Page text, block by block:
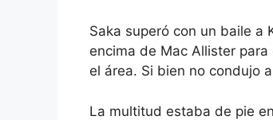
Saka superó con un baile a
encima de Mac Allister
el área. Si bien no condujo
La multitud estaba de pie